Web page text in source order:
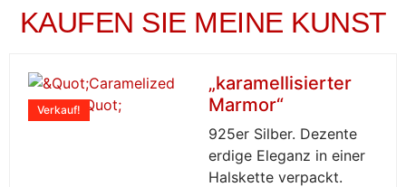
KAUFEN SIE MEINE KUNST
Verkauf!
„karamellisierter
Marmor“
925er Silber. Dezente
erdige Eleganz in einer
Halskette verpackt.